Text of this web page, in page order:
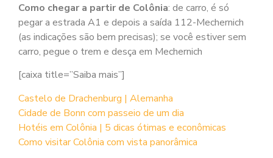
Como chegar a partir de Colônia: de carro, é só
pegar a estrada A1 e depois a saída 112-Mechernich
(as indicações são bem precisas); se você estiver sem
carro, pegue o trem e desça em Mechernich
[caixa title=”Saiba mais”]
Castelo de Drachenburg | Alemanha
Cidade de Bonn com passeio de um dia
Hotéis em Colônia | 5 dicas ótimas e econômicas
Como visitar Colônia com vista panorâmica